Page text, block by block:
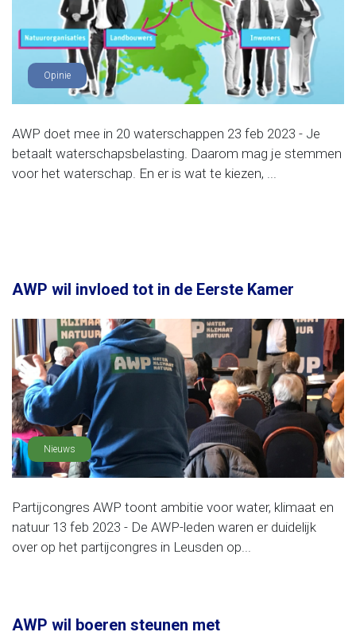
Opinie
AWP doet mee in 20 waterschappen 23 feb 2023 - Je
betaalt waterschapsbelasting. Daarom mag je stemmen
voor het waterschap. En er is wat te kiezen, ...
AWP wil invloed tot in de Eerste Kamer
Nieuws
Partijcongres AWP toont ambitie voor water, klimaat en
natuur 13 feb 2023 - De AWP-leden waren er duidelijk
over op het partijcongres in Leusden op...
AWP wil boeren steunen met